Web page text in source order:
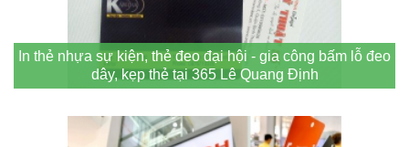
In thẻ nhựa sự kiện, thẻ đeo đại hội - gia công bấm lỗ đeo
dây, kẹp thẻ tại 365 Lê Quang Định